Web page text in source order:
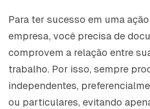
Para ter sucesso em uma
empresa, você precisa de
comprovem a relação entre
trabalho. Por isso, sempre
independentes,
ou particulares, evitando